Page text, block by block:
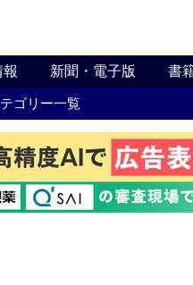
新聞・電子版 書
ゴリー一覧